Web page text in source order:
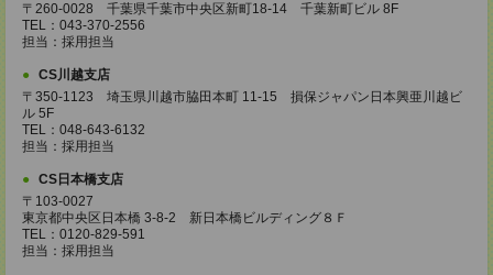
〒260-0028 千葉県千葉市中央区新町18-14 千葉新町ビル 8F
TEL：043-370-2556
担当：採用担当
CS川越支店
〒350-1123 埼玉県川越市脇田本町 11-15 損保ジャパン日本興亜川越ビ
ル 5F
TEL：048-643-6132
担当：採用担当
CS日本橋支店
〒103-0027
東京都中央区日本橋 3-8-2 新日本橋ビルディング８Ｆ
TEL：0120-829-591
担当：採用担当